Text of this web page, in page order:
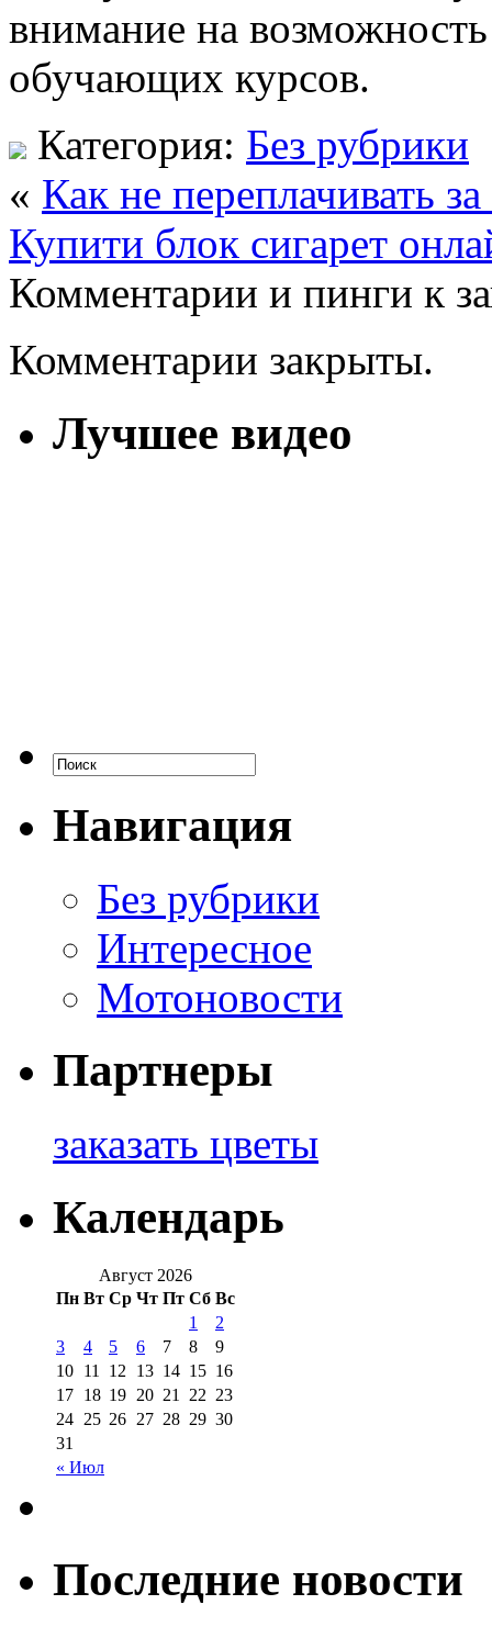
внимание на
обучающих курсов.
Категория: Без рубрики
« Как не переплачивать
Купити блок сигарет
Комментарии и пинги к
Комментарии закрыты.
Лучшее видео
Навигация
Без рубрики
Интересное
Мотоновости
Партнеры
заказать цветы
Календарь
Август 2026
Пн Вт Ср Чт Пт Сб Вс
« Июл
1
2
3
4 5 6 7 8
9
10 11 12 13 14 15 16
17 18 19 20 21 22 23
24 25 26 27 28 29 30
31
Последние новости